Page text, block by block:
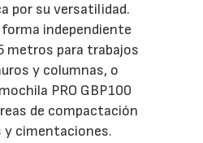
por su versatilidad.
independiente
metros para trabajos
y columnas, o
PRO GBP100
de compactación
cimentaciones.